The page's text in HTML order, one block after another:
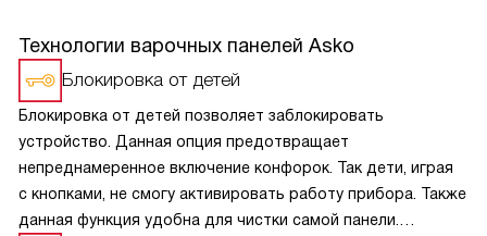
Технологии варочных панелей Asko
Блокировка от детей
Блокировка от детей позволяет заблокировать
устройство. Данная опция предотвращает
непреднамеренное включение конфорок. Так дети, играя
с кнопками, не смогу активировать работу прибора. Также
данная функция удобна для чистки самой панели.